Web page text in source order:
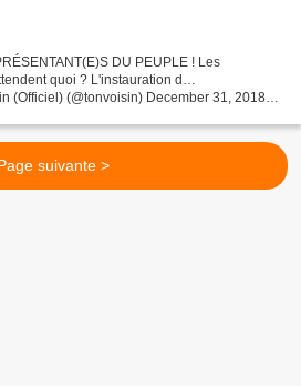
DU PEUPLE ! Les
quoi ? L'instauration d…
(Officiel) (@tonvoisin) December 31, 2018
suivante >